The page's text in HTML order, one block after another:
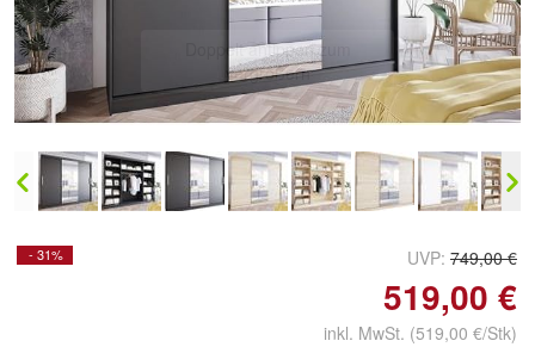
Doppelt antippen zum
vergrößern
- 31% UVP: 749,00 €
519,00 €
inkl. MwSt. (519,00 €/Stk)